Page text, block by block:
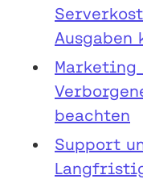
Marketing
beachten
Support